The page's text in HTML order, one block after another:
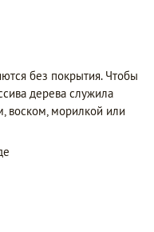
без покрытия. Чтобы
дерева служила
воском, морилкой или